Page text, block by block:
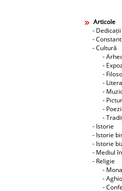
Articole
- Dedicații
-
- Cultură
-
-
-
-
-
-
-
-
- Istorie
- Istorie
- Istorie
- Mediul
- Religie
-
-
-